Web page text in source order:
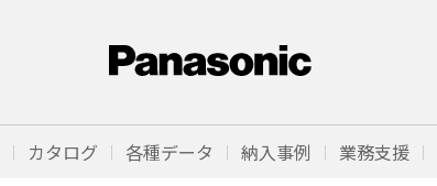
カタログ 各種データ 納入事例 業務支援